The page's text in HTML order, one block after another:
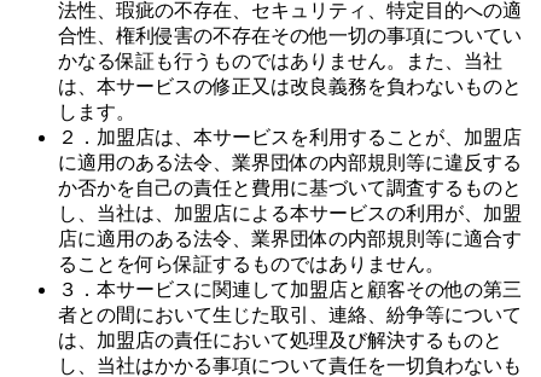
法性、瑕疵の不存在、セキュリティ、特定目的への適
合性、権利侵害の不存在その他一切の事項についてい
かなる保証も行うものではありません。また、当社
は、本サービスの修正又は改良義務を負わないものと
します。
２．加盟店は、本サービスを利用することが、加盟店
に適用のある法令、業界団体の内部規則等に違反する
か否かを自己の責任と費用に基づいて調査するものと
し、当社は、加盟店による本サービスの利用が、加盟
店に適用のある法令、業界団体の内部規則等に適合す
ることを何ら保証するものではありません。
３．本サービスに関連して加盟店と顧客その他の第三
者との間において生じた取引、連絡、紛争等について
は、加盟店の責任において処理及び解決するものと
し、当社はかかる事項について責任を一切負わないも